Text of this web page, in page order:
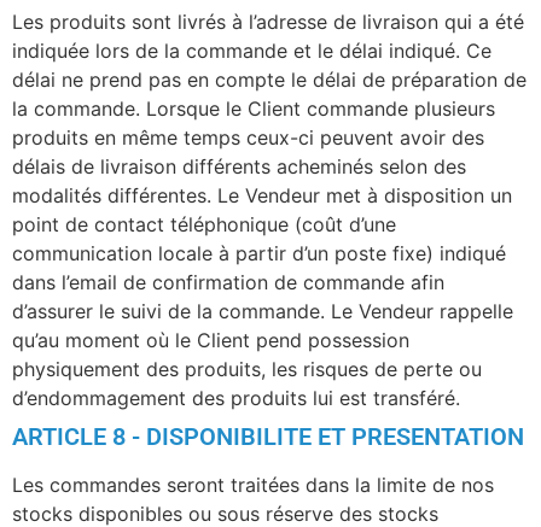
Les produits sont livrés à l’adresse de livraison qui a été
indiquée lors de la commande et le délai indiqué. Ce
délai ne prend pas en compte le délai de préparation de
la commande. Lorsque le Client commande plusieurs
produits en même temps ceux-ci peuvent avoir des
délais de livraison différents acheminés selon des
modalités différentes. Le Vendeur met à disposition un
point de contact téléphonique (coût d’une
communication locale à partir d’un poste fixe) indiqué
dans l’email de confirmation de commande afin
d’assurer le suivi de la commande. Le Vendeur rappelle
qu’au moment où le Client pend possession
physiquement des produits, les risques de perte ou
d’endommagement des produits lui est transféré.
ARTICLE 8 - DISPONIBILITE ET PRESENTATION
Les commandes seront traitées dans la limite de nos
stocks disponibles ou sous réserve des stocks